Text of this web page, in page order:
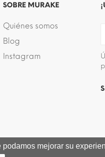
SOBRE MURAKE
Quiénes somos
Blog
Instagram
mejorar su